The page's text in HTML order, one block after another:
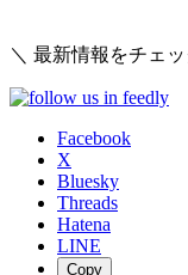
＼ 最新情報をチェッ
Facebook
X
Bluesky
Threads
Hatena
LINE
Copy